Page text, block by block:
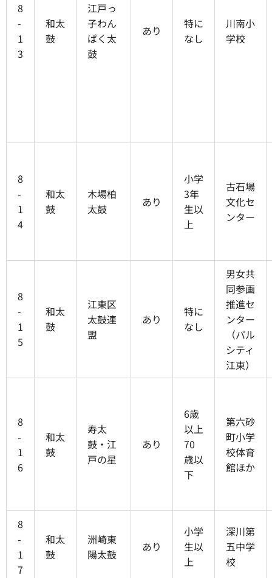
8
-
1
3
和太
鼓
江戸っ
子わん
ぱく太
鼓
あり
特に
なし
川南小
学校
8
-
1
4
和太
鼓
木場柏
太鼓
あり
小学
3年
生以
上
古石場
文化セ
ンター
8
-
1
5
和太
鼓
江東区
太鼓連
盟
あり
特に
なし
男女共
同参画
推進セ
ンター
（パル
シティ
江東）
8
-
1
6
和太
鼓
寿太
鼓・江
戸の星
あり
6歳
以上
70
歳以
下
第六砂
町小学
校体育
館ほか
8
-
1
7
和太
鼓
洲崎東
陽太鼓
あり
小学
生以
上
深川第
五中学
校